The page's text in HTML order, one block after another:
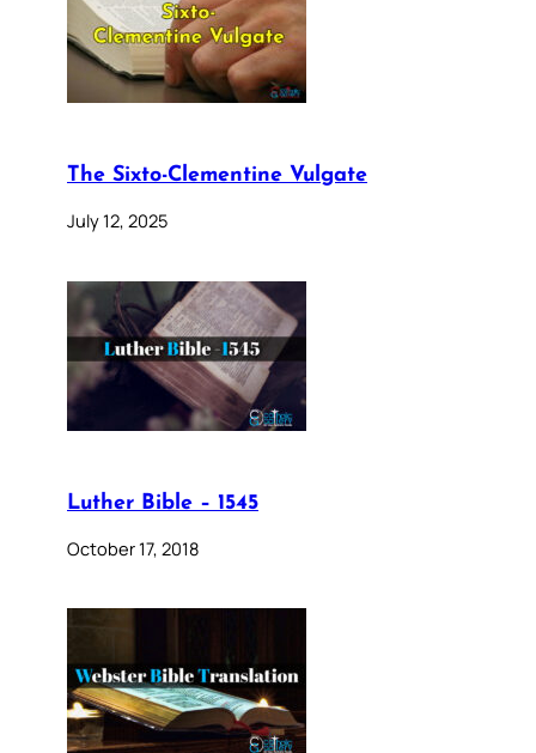
The Sixto-Clementine Vulgate
July 12, 2025
Luther Bible – 1545
October 17, 2018